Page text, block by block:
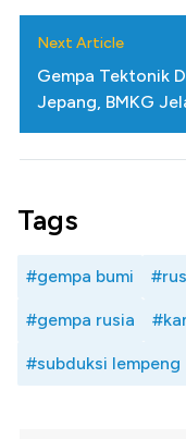
Next Article
Gempa Tektonik
Jepang, BMKG
Tags
#gempa bumi
#gempa rusia
#subduksi lempeng